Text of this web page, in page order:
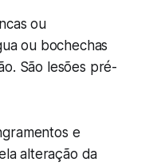
ou
ou bochechas
São lesões pré-
e
alteração da